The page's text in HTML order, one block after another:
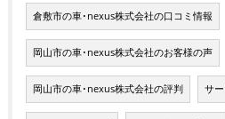
倉敷市の車･nexus株式会社の口コミ情報
岡山市の車･nexus株式会社のお客様の声
岡山市の車･nexus株式会社の評判 サ